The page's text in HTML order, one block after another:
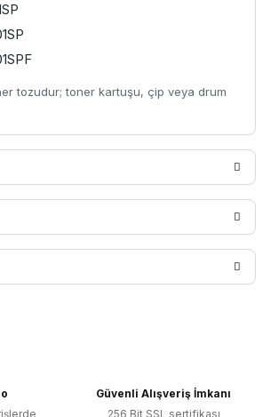
tozudur; toner kartuşu, çip veya drum
ilk yorumu siz yapın!
Güvenli Alışveriş İmkanı
256 Bit SSL sertifikası